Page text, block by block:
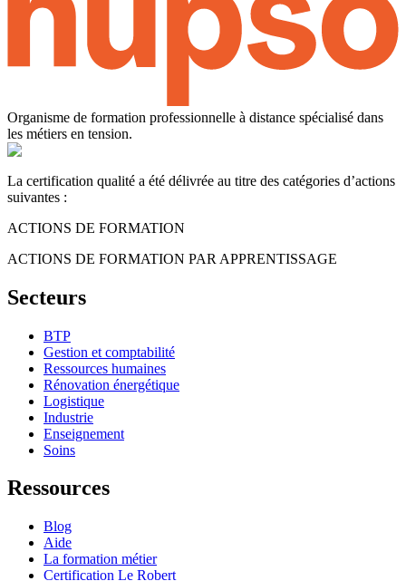
Organisme de formation professionnelle à distance spécialisé dans
les métiers en tension.
La certification qualité a été délivrée au titre des catégories d’actions
suivantes :
ACTIONS DE FORMATION
ACTIONS DE FORMATION PAR APPRENTISSAGE
Secteurs
BTP
Gestion et comptabilité
Ressources humaines
Rénovation énergétique
Logistique
Industrie
Enseignement
Soins
Ressources
Blog
Aide
La formation métier
Certification Le Robert